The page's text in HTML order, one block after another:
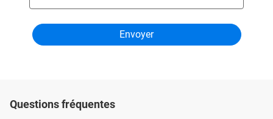
Questions fréquentes